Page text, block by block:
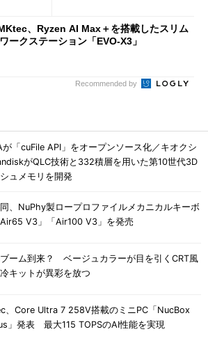
、Ryzen AI Max＋を搭載したスリム
ークステーション「EVO-X3」
Recommended by
が「cuFile API」をオープンソース化／キオクシ
がQLC技術と332積層を用いた第10世代3D
ュメモリを開発
、NuPhy製ロープロファイルメカニカルキーボ
V3」「Air100 V3」を発売
ーム到来？ ベージュカラーが目を引くCRT風
キットが異彩を放つ
、Core Ultra 7 258V搭載のミニPC「NucBox
」発表 最大115 TOPSのAI性能を実現